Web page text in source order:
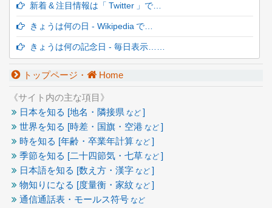
新着 & 注目情報は「 Twitter 」で…
きょうは何の日 - Wikipedia で…
きょうは何の記念日 - 毎日表示……
トップページ・ Home
《サイト内の主な項目》
日本を知る [地名・隣接県 など ]
世界を知る [時差・国旗・空港 など ]
時を知る [年齢・卒業年計算 など ]
季節を知る [二十四節気・七草 など ]
日本語を知る [数え方・漢字 など ]
物知りになる [度量衡・家紋 など ]
通信通話表・モールス符号 など